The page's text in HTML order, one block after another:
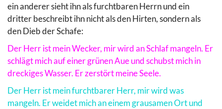
ein anderer sieht ihn als furchtbaren Herrn und ein
dritter beschreibt ihn nicht als den Hirten, sondern als
den Dieb der Schafe:
Der Herr ist mein Wecker, mir wird an Schlaf mangeln. Er
schlägt mich auf einer grünen Aue und schubst mich in
dreckiges Wasser. Er zerstört meine Seele.
Der Herr ist mein furchtbarer Herr, mir wird was
mangeln. Er weidet mich an einem grausamen Ort und